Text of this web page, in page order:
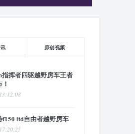
原创视频
挥者四驱越野房车王者
f150 ltd自由者越野房车